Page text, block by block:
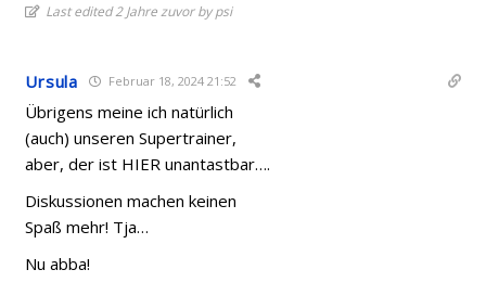
Last edited 2 Jahre zuvor by psi
Ursula Februar 18, 2024 21:52
Übrigens meine ich natürlich
(auch) unseren Supertrainer,
aber, der ist HIER unantastbar….
Diskussionen machen keinen
Spaß mehr! Tja…
Nu abba!